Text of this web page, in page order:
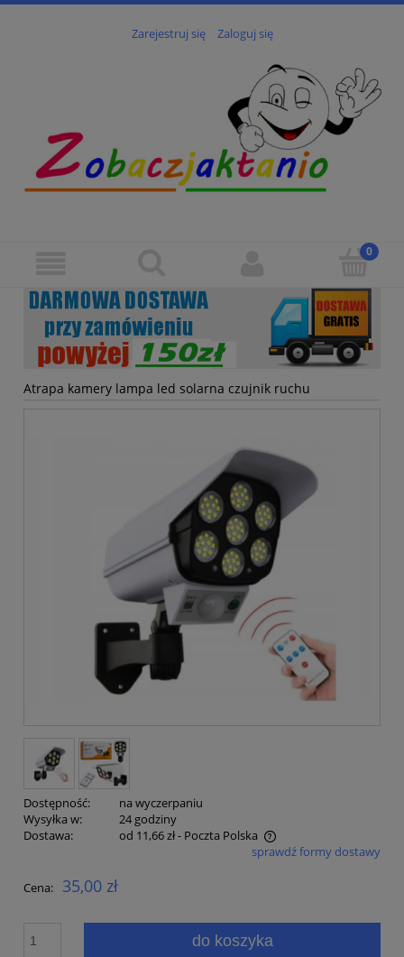
Zarejestruj się Zaloguj się
Atrapa kamery lampa led solarna czujnik ruchu
Dostępność:
na wyczerpaniu
Wysyłka w:
24 godziny
Dostawa:
od 11,66 zł- Poczta Polska
Cena nie zawiera ewentualnych kosztów płatnościsprawdź formy dostawy
Cena: 35,00 zł
do koszyka